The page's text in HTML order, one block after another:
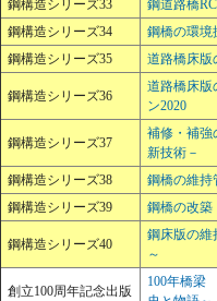
鋼構造シリーズ33
鋼道路橋
鋼構造シリーズ34
鋼橋の環境
鋼構造シリーズ35
道路橋床版
鋼構造シリーズ36
道路橋床版
ン2020
鋼構造シリーズ37
補修・補強
新技術－
鋼構造シリーズ38
鋼橋の維持
鋼構造シリーズ39
鋼橋の改
鋼構造シリーズ40
鋼床版の維
～
創立100周年記念出版
100年橋梁